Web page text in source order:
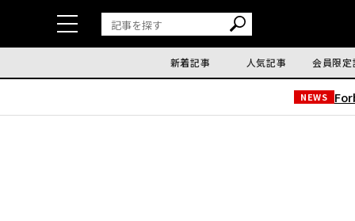
新着記事 人気記事 会員限定
NEWS